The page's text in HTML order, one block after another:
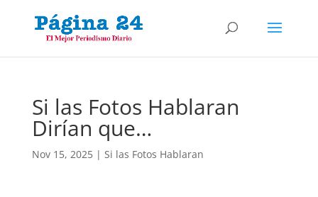
Si las Fotos Hablaran
Dirían que…
Nov 15, 2025| Si las Fotos Hablaran